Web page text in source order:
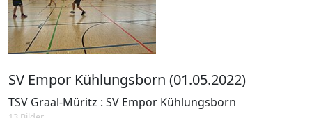
SV Empor Kühlungsborn (01.05.2022)
TSV Graal-Müritz : SV Empor Kühlungsborn